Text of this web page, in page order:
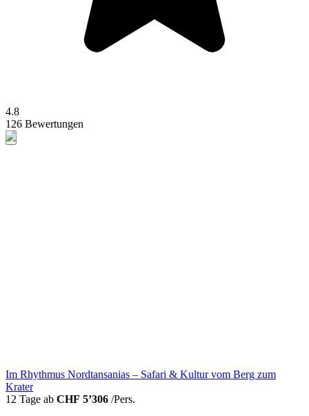
4.8
126 Bewertungen
Im Rhythmus Nordtansanias – Safari & Kultur vom Berg zum
Krater
12 Tage ab CHF 5’306 /Pers.